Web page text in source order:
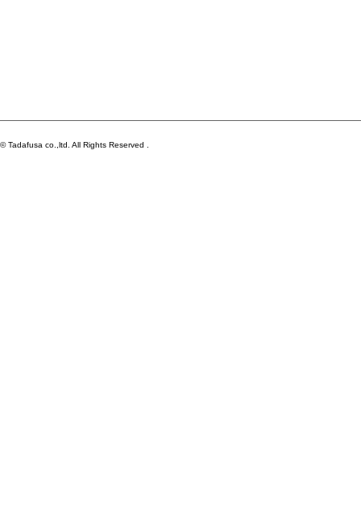
© Tadafusa co.,ltd. All Rights Reserved .